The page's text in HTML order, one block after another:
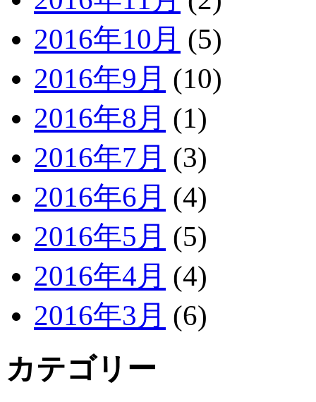
2016年10月 (5)
2016年9月 (10)
2016年8月 (1)
2016年7月 (3)
2016年6月 (4)
2016年5月 (5)
2016年4月 (4)
2016年3月 (6)
カテゴリー